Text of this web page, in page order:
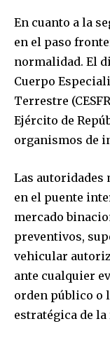
En cuanto a la
en el paso
normalidad. El
Cuerpo
Terrestre
Ejército de
organismos de
Las
en el puente
mercado
preventivos,
vehicular
ante cualquier
orden público o
estratégica de